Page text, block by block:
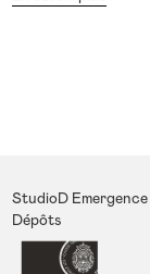
ris Le Point
ris La Ferronnerie-
Dispositif Récif –
u geste, Val de
éans Les
Les SUBS, Lyon
StudioD
Dépôts